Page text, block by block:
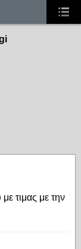
τιμας με την